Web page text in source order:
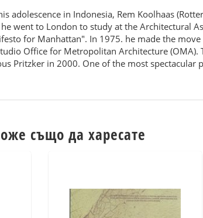
adolescence in Indonesia, Rem Koolhaas
went to London to study at the Architectural
for Manhattan". In 1975. he made the
Office for Metropolitan Architecture
Pritzker in 2000. One of the most
също да харесате